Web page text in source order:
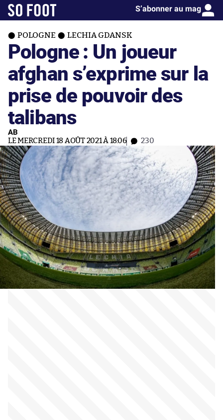
S’abonner au mag
POLOGNE LECHIA GDANSK
Pologne : Un joueur
afghan s’exprime sur la
prise de pouvoir des
talibans
AB
LE MERCREDI 18 AOÛT 2021 À 18:06 230